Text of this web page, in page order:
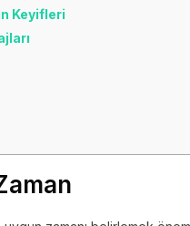
Keyifleri